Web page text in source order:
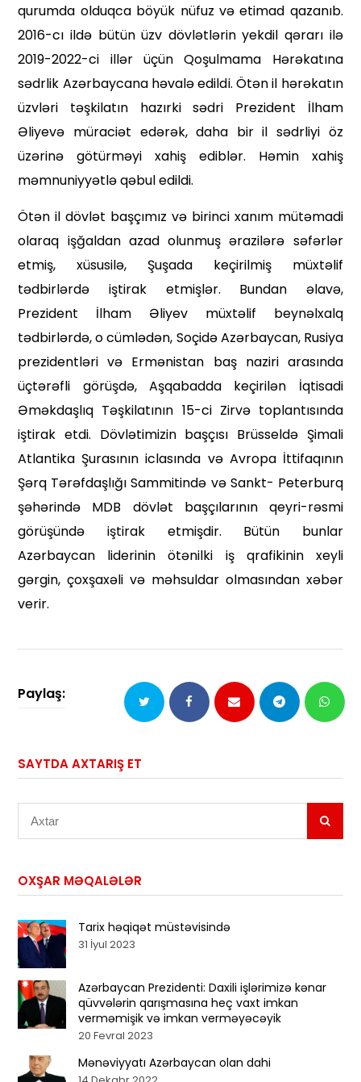
SAYTDA AXTARIŞ ET
Axtar
OXŞAR MƏQALƏLƏR
Tarix həqiqət müstəvisində
31 İyul 2023
Azərbaycan Prezidenti: Daxili işlərimizə kənar
qüvvələrin qarışmasına heç vaxt imkan
verməmişik və imkan verməyəcəyik
20 Fevral 2023
Mənəviyyatı Azərbaycan olan dahi
qurumda olduqca böyük nüfuz və etimad qazanıb.
2016-cı ildə bütün üzv dövlətlərin yekdil qərarı ilə
2019-2022-ci illər üçün Qoşulmama Hərəkatına
sədrlik Azərbaycana həvalə edildi. Ötən il hərəkatın
üzvləri təşkilatın hazır­ki sədri Prezident İlham
Əliyevə müraciət edərək, daha bir il sədrliyi öz
üzərinə götürməyi xahiş ediblər. Həmin xahiş
məmnuniyyətlə qəbul edildi.
Ötən il dövlət başçımız və birinci xanım mütəmadi
olaraq işğaldan azad olunmuş ərazilərə səfərlər
etmiş, xüsusilə, Şuşada keçirilmiş müxtəlif
tədbirlərdə iştirak etmişlər. Bundan əlavə,
Prezident İlham Əliyev müxtəlif beynəlxalq
tədbirlərdə, o cümlədən, Soçidə Azərbaycan, Rusiya
prezidentləri və Ermənistan baş naziri arasın­da
üçtərəfli görüşdə, Aşqabadda keçirilən İqtisadi
Əməkdaşlıq Təşkilatının 15-ci Zirvə toplantısın­da
iştirak etdi. Dövlətimizin başçısı Brüsseldə Şimali
Atlantika Şurasının iclasında və Avropa İttifaqının
Şərq Tərəfdaşlığı Sammitində və Sankt- Peterburq
şəhərində MDB dövlət başçılarının qeyri-rəsmi
görüşündə iştirak etmişdir. Bütün bunlar
Azərbaycan liderinin ötənilki iş qrafikinin xeyli
gərgin, çoxşaxəli və məhsuldar olmasından xəbər
verir.
Paylaş: